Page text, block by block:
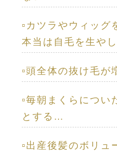
▫️カツラやウィッグ
本当は自毛を生や
▫️頭全体の抜け毛が
▫️毎朝まくらについ
とする…
▫️出産後髪のボリュ